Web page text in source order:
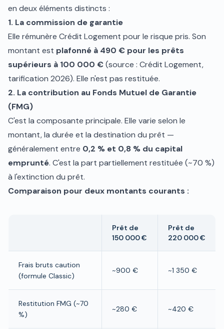
en deux éléments distincts :
1. La commission de garantie
Elle rémunère Crédit Logement pour le risque pris. Son
montant est plafonné à 490 € pour les prêts
supérieurs à 100 000 €(source : Crédit Logement,
tarification 2026). Elle n'est pas restituée.
2. La contribution au Fonds Mutuel de Garantie
(FMG)
C'est la composante principale. Elle varie selon le
montant, la durée et la destination du prêt —
généralement entre 0,2 % et 0,8 % du capital
emprunté. C'est la part partiellement restituée (~70 %)
à l'extinction du prêt.
Comparaison pour deux montants courants :
Prêt de
150 000 €
Prêt de
220 000 €
Frais bruts caution
(formule Classic)
~900 € ~1 350 €
Restitution FMG (~70
%)
~280 € ~420 €